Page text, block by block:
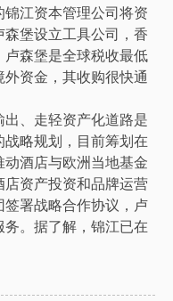
江资本管理公司将资
堡设立工具公司，香
森堡是全球税收最低
资金，其收购很快通
、走轻资产化道路是
略规划，目前筹划在
酒店与欧洲当地基金
资产投资和品牌运营
署战略合作协议，卢
。据了解，锦江已在